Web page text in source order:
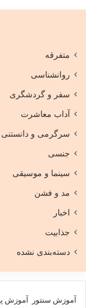
متفرقه
روانشناسی
سفر و گردشگری
آداب معاشرت
سرگرمی و دانستنی
جنسی
سینما و موسیقی
مد و فشن
اخبار
جذابیت
دسته‌بندی نشده
آموزش سنتور آموزش